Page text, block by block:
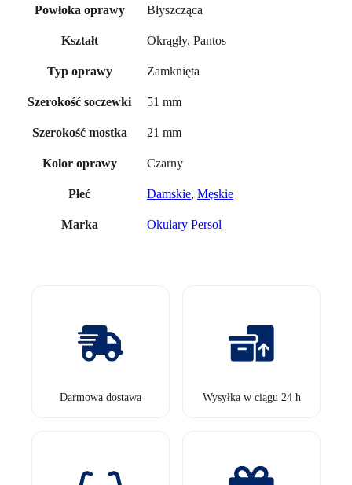
Powłoka oprawy Błyszcząca
Kształt Okrągły, Pantos
Typ oprawy Zamknięta
Szerokość soczewki 51 mm
Szerokość mostka 21 mm
Kolor oprawy Czarny
Płeć Damskie, Męskie
Marka Okulary Persol
Darmowa dostawa Wysyłka w ciągu 24 h